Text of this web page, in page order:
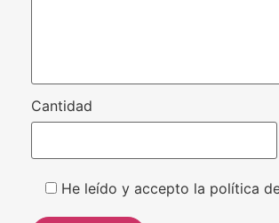
Cantidad
He leído y accepto la política